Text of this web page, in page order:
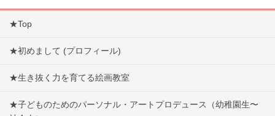
★Top
★初めまして (プロフィール)
★生き抜く力を育てる絵画教室
★子どものためのパーソナル・アートプロデュース（幼稚園生〜